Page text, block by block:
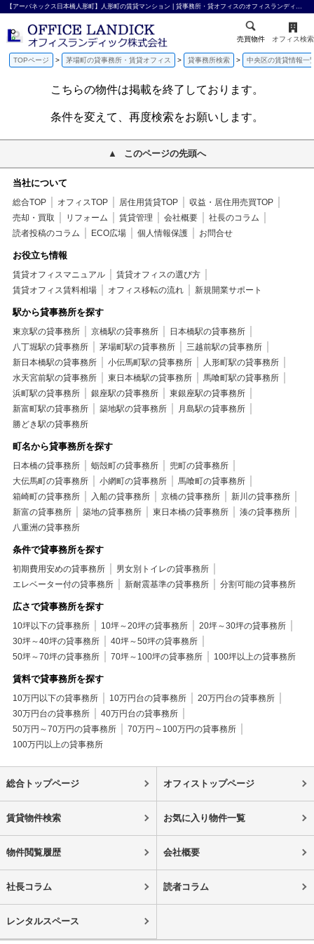
【アーバネックス日本橋人形町】人形町の賃貸マンション | 貸事務所・貸オフィスのオフィスランディック株式会社
売買物件 オフィス検索
TOPページ 茅場町の貸事務所・賃貸オフィス 貸事務所検索 中央区の賃貸情報一
こちらの物件は掲載を終了しております。
条件を変えて、再度検索をお願いします。
このページの先頭へ
当社について
総合TOP オフィスTOP 居住用賃貸TOP
収益・居住用売買TOP
売却・買取
リフォーム 賃貸管理 会社概要
社長のコラム
読者投稿のコラム
ECO広場 個人情報保護 お問合せ
お役立ち情報
賃貸オフィスマニュアル
賃貸オフィスの選び方
賃貸オフィス賃料相場
オフィス移転の流れ 新規開業サポート
駅から貸事務所を探す
東京駅の貸事務所 京橋駅の貸事務所
日本橋駅の貸事務所
八丁堀駅の貸事務所
茅場町駅の貸事務所
三越前駅の貸事務所
新日本橋駅の貸事務所
小伝馬町駅の貸事務所
人形町駅の貸事務所
水天宮前駅の貸事務所
東日本橋駅の貸事務所
馬喰町駅の貸事務所
浜町駅の貸事務所
銀座駅の貸事務所
東銀座駅の貸事務所
新富町駅の貸事務所
築地駅の貸事務所
月島駅の貸事務所
勝どき駅の貸事務所
町名から貸事務所を探す
日本橋の貸事務所 蛎殻町の貸事務所
兜町の貸事務所
大伝馬町の貸事務所
小網町の貸事務所
馬喰町の貸事務所
箱崎町の貸事務所
入船の貸事務所 京橋の貸事務所
新川の貸事務所
新富の貸事務所
築地の貸事務所 東日本橋の貸事務所
湊の貸事務所
八重洲の貸事務所
条件で貸事務所を探す
初期費用安めの貸事務所
男女別トイレの貸事務所
エレベーター付の貸事務所
新耐震基準の貸事務所 分割可能の貸事務所
広さで貸事務所を探す
10坪以下の貸事務所 10坪～20坪の貸事務所
20坪～30坪の貸事務所
30坪～40坪の貸事務所
40坪～50坪の貸事務所
50坪～70坪の貸事務所
70坪～100坪の貸事務所 100坪以上の貸事務所
賃料で貸事務所を探す
10万円以下の貸事務所 10万円台の貸事務所
20万円台の貸事務所
30万円台の貸事務所
40万円台の貸事務所
50万円～70万円の貸事務所
70万円～100万円の貸事務所
100万円以上の貸事務所
総合トップページ オフィストップページ
賃貸物件検索 お気に入り物件一覧
物件閲覧履歴 会社概要
社長コラム 読者コラム
レンタルスペース